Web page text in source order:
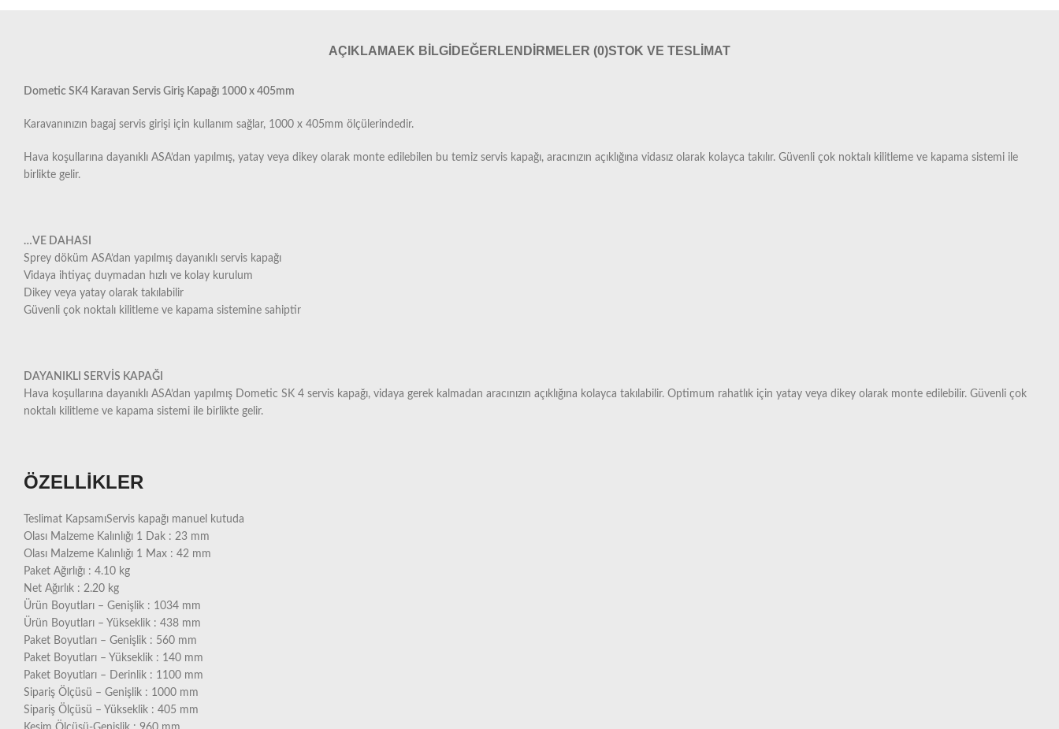
AÇIKLAMA EK BILGI DEĞERLENDIRMELER (0)STOK VE TESLIMAT
Dometic SK4 Karavan Servis Giriş Kapağı 1000 x 405mm
Karavanınızın bagaj servis girişi için kullanım sağlar, 1000 x 405mm ölçülerindedir.
Hava koşullarına dayanıklı ASA’dan yapılmış, yatay veya dikey olarak monte edilebilen bu temiz servis kapağı, aracınızın açıklığına vidasız olarak kolayca takılır. Güvenli çok noktalı kilitleme ve kapama sistemi ile
birlikte gelir.
…VE DAHASI
Sprey döküm ASA’dan yapılmış dayanıklı servis kapağı
Vidaya ihtiyaç duymadan hızlı ve kolay kurulum
Dikey veya yatay olarak takılabilir
Güvenli çok noktalı kilitleme ve kapama sistemine sahiptir
DAYANIKLI SERVİS KAPAĞI
Hava koşullarına dayanıklı ASA’dan yapılmış Dometic SK 4 servis kapağı, vidaya gerek kalmadan aracınızın açıklığına kolayca takılabilir. Optimum rahatlık için yatay veya dikey olarak monte edilebilir. Güvenli çok
noktalı kilitleme ve kapama sistemi ile birlikte gelir.
ÖZELLİKLER
Teslimat KapsamıServis kapağı manuel kutuda
Olası Malzeme Kalınlığı 1 Dak : 23 mm
Olası Malzeme Kalınlığı 1 Max : 42 mm
Paket Ağırlığı : 4.10 kg
Net Ağırlık : 2.20 kg
Ürün Boyutları – Genişlik : 1034 mm
Ürün Boyutları – Yükseklik : 438 mm
Paket Boyutları – Genişlik : 560 mm
Paket Boyutları – Yükseklik : 140 mm
Paket Boyutları – Derinlik : 1100 mm
Sipariş Ölçüsü – Genişlik : 1000 mm
Sipariş Ölçüsü – Yükseklik : 405 mm